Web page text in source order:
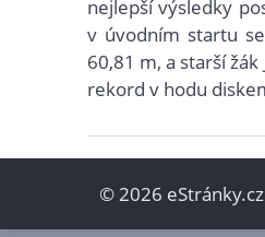
nejlepší výsledky
v úvodním startu
60,81 m, a starší
rekord v hodu diske
© 2026 eStránky.cz